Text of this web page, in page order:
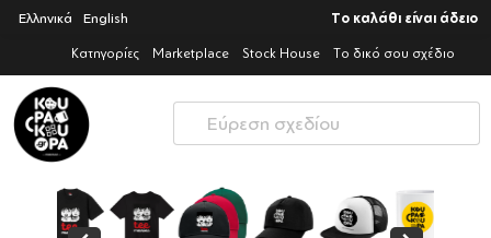
Ελληνικά English Το καλάθι είναι άδειο
Κατηγορίες Marketplace Stock House Το δικό σου σχέδιο